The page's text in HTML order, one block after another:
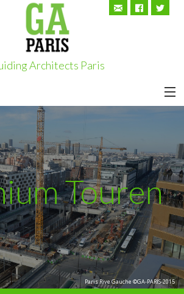
Architects Paris
HOME
TOUREN
ÜBER UNS
KUNDEN
ARCHITECTS
PARTNER
KONTAKT
Touren
Paris Rive Gauche ©GA-PARIS-2015